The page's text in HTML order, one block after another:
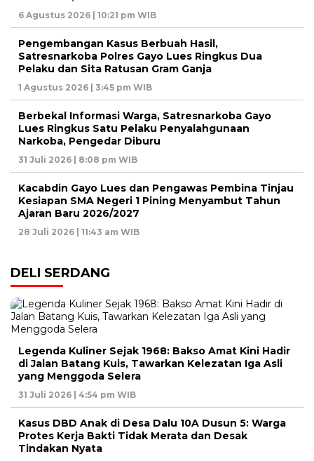
6 Agustus 2026 | 10:21 pm WIB
Pengembangan Kasus Berbuah Hasil,
Satresnarkoba Polres Gayo Lues Ringkus Dua
Pelaku dan Sita Ratusan Gram Ganja
1 Agustus 2026 | 3:45 pm WIB
Berbekal Informasi Warga, Satresnarkoba Gayo
Lues Ringkus Satu Pelaku Penyalahgunaan
Narkoba, Pengedar Diburu
31 Juli 2026 | 8:08 pm WIB
Kacabdin Gayo Lues dan Pengawas Pembina Tinjau
Kesiapan SMA Negeri 1 Pining Menyambut Tahun
Ajaran Baru 2026/2027
28 Juli 2026 | 11:43 am WIB
DELI SERDANG
Legenda Kuliner Sejak 1968: Bakso Amat Kini Hadir
di Jalan Batang Kuis, Tawarkan Kelezatan Iga Asli
yang Menggoda Selera
31 Juli 2026 | 4:54 pm WIB
Kasus DBD Anak di Desa Dalu 10A Dusun 5: Warga
Protes Kerja Bakti Tidak Merata dan Desak
Tindakan Nyata